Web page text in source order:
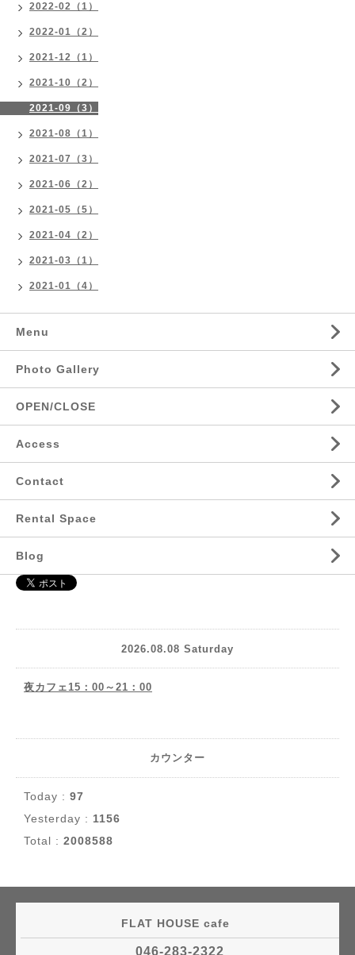
2022-02（1）
2022-01（2）
2021-12（1）
2021-10（2）
2021-09（3）
2021-08（1）
2021-07（3）
2021-06（2）
2021-05（5）
2021-04（2）
2021-03（1）
2021-01（4）
Menu
Photo Gallery
OPEN/CLOSE
Access
Contact
Rental Space
Blog
2026.08.08 Saturday
夜カフェ15：00～21：00
カウンター
Today : 97
Yesterday : 1156
Total : 2008588
FLAT HOUSE cafe
046-283-2322